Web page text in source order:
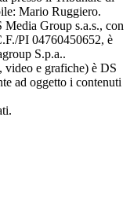
Mario Ruggiero.
Group s.a.s., con
PI 04760450652, è
S.p.a..
video e grafiche) è DS
ad oggetto i contenuti